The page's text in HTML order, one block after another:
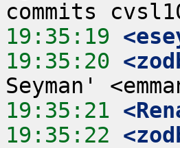
19:35:19
19:35:20
19:35:21
19:35:22